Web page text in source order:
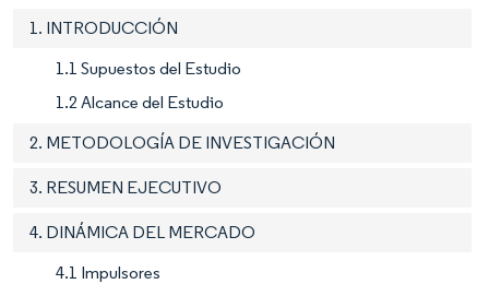
1. INTRODUCCIÓN
1.1 Supuestos del Estudio
1.2 Alcance del Estudio
2. METODOLOGÍA DE INVESTIGACIÓN
3. RESUMEN EJECUTIVO
4. DINÁMICA DEL MERCADO
4.1 Impulsores